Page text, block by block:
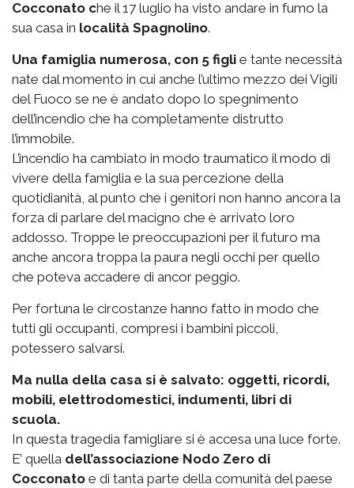
Cocconato che il 17 luglio ha visto andare in fumo la
sua casa in località Spagnolino.
Una famiglia numerosa, con 5 figli e tante necessità
nate dal momento in cui anche l’ultimo mezzo dei Vigili
del Fuoco se ne è andato dopo lo spegnimento
dell’incendio che ha completamente distrutto
l’immobile.
L’incendio ha cambiato in modo traumatico il modo di
vivere della famiglia e la sua percezione della
quotidianità, al punto che i genitori non hanno ancora la
forza di parlare del macigno che è arrivato loro
addosso. Troppe le preoccupazioni per il futuro ma
anche ancora troppa la paura negli occhi per quello
che poteva accadere di ancor peggio.
Per fortuna le circostanze hanno fatto in modo che
tutti gli occupanti, compresi i bambini piccoli,
potessero salvarsi.
Ma nulla della casa si è salvato: oggetti, ricordi,
mobili, elettrodomestici, indumenti, libri di
scuola.
In questa tragedia famigliare si è accesa una luce forte.
E’ quella dell’associazione Nodo Zero di
Cocconato e di tanta parte della comunità del paese